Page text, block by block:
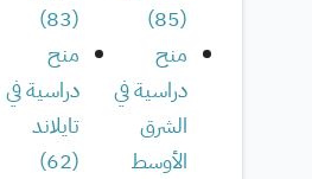
(
85
)
(
83
)
منح
دراسية في
الشرق
الأوسط
منح
دراسية في
تايلاند
(
62
)